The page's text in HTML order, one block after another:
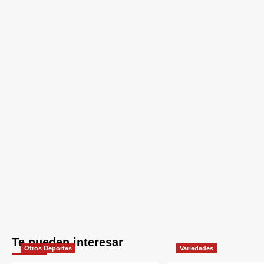
Te pueden interesar
Otros Deportes Variedades